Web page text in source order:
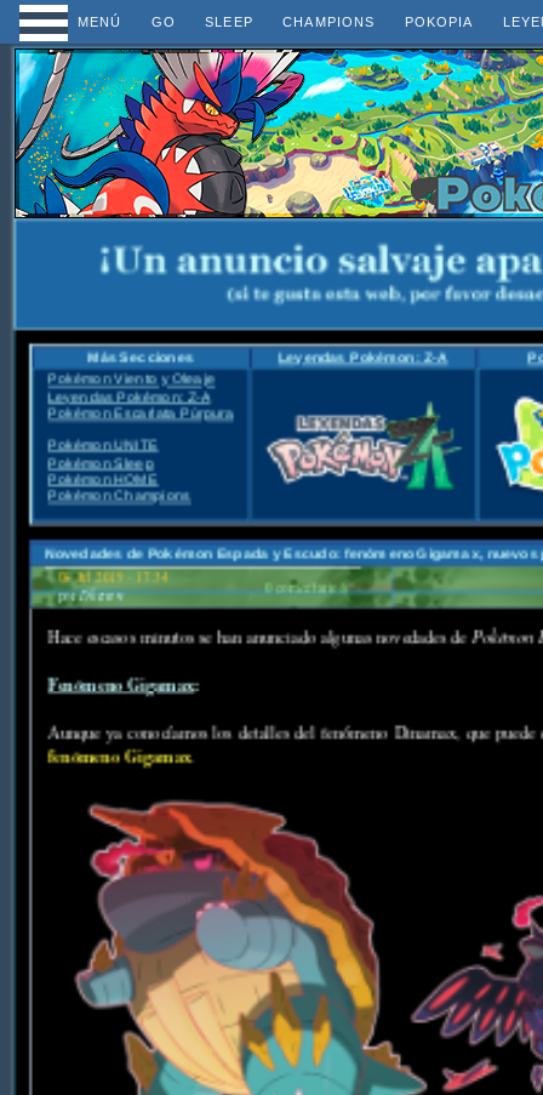
MENÚ GO SLEEP CHAMPIONS POKOPIA
Más Secciones Leyendas Pokémon: Z-A
Pokémon Viento y Oleaje
Leyendas Pokémon: Z-A
Pokémon Escarlata Púrpura
Pokémon UNITE
Pokémon Sleep
Pokémon HOME
Pokémon Champions
Novedades de Pokémon Espada y Escudo: fenómeno Gigamax,
08 Jul 2019 - 17:34
porDharen
0 comentario/s
Hace escasos minutos se han anunciado algunas novedades dePokémon
Fenómeno Gigamax:
Aunque ya conocíamos los detalles del fenómeno Dinamax, que
fenómeno Gigamax.